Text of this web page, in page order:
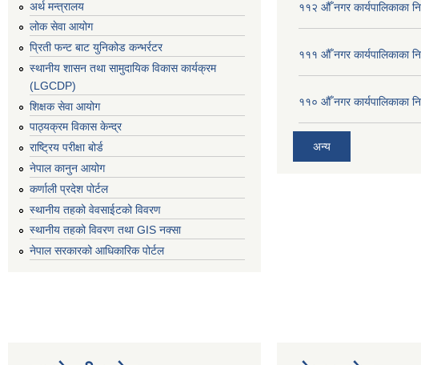
अर्थ मन्त्रालय
लोक सेवा आयोग
प्रिती फन्ट बाट युनिकोड कन्भर्रटर
स्थानीय शासन तथा सामुदायिक विकास कार्यक्रम
(LGCDP)
शिक्षक सेवा आयोग
पाठ्यक्रम विकास केन्द्र
राष्ट्रिय परीक्षा बोर्ड
नेपाल कानुन आयोग
कर्णाली प्रदेश पोर्टल
स्थानीय तहको वेवसाईटको विवरण
स्थानीय तहको विवरण तथा GIS नक्सा
नेपाल सरकारको आधिकारिक पोर्टल
११२ औँ नगर कार्यपालिकाका
१११ औँ नगर कार्यपालिकाका
११० औँ नगर कार्यपालिकाका
अन्य